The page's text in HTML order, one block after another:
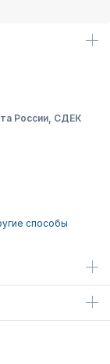
России, СДЕК
способы